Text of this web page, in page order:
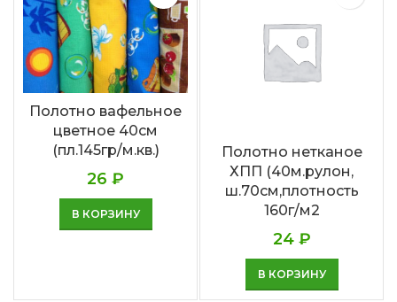
Полотно вафельное
цветное 40см
(пл.145гр/м.кв.)
26 ₽
В КОРЗИНУ
Полотно нетканое
ХПП (40м.рулон,
ш.70см,плотность
160г/м2
24 ₽
В КОРЗИНУ